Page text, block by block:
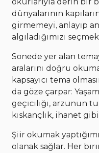
okurlarıyla derin bir
dünyalarının
girmemeyi, anlayıp
algıladığımızı
Sonede yer alan
aralarını doğru
kapsayıcı tema
da göze çarpar:
geçiciliği, arzunun
kıskançlık, ihanet
Şiir okumak
olanak sağlar. Her